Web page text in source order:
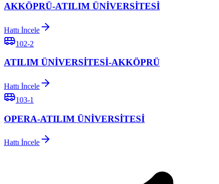
AKKÖPRÜ-ATILIM ÜNİVERSİTESİ
Hattı İncele
102-2
ATILIM ÜNİVERSİTESİ-AKKÖPRÜ
Hattı İncele
103-1
OPERA-ATILIM ÜNİVERSİTESİ
Hattı İncele